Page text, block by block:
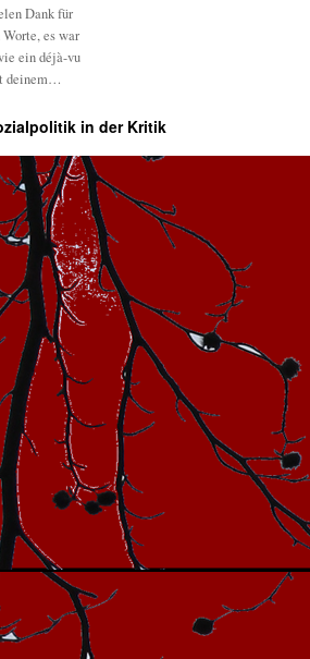
Dank für
es war
ein déjà-vu
deinem…
in der Kritik